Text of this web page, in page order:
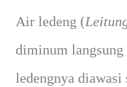
Air ledeng (
diminum
ledengnya diawasi